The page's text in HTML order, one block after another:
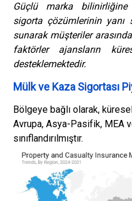
Güçlü marka
sigorta çözümlerinin yanı
sunarak müşteriler
faktörler ajansların
desteklemektedir.
Mülk ve Kaza Sigortası
Bölgeye bağlı olarak,
Avrupa, Asya-Pasifik, MEA
sınıflandırılmıştır.